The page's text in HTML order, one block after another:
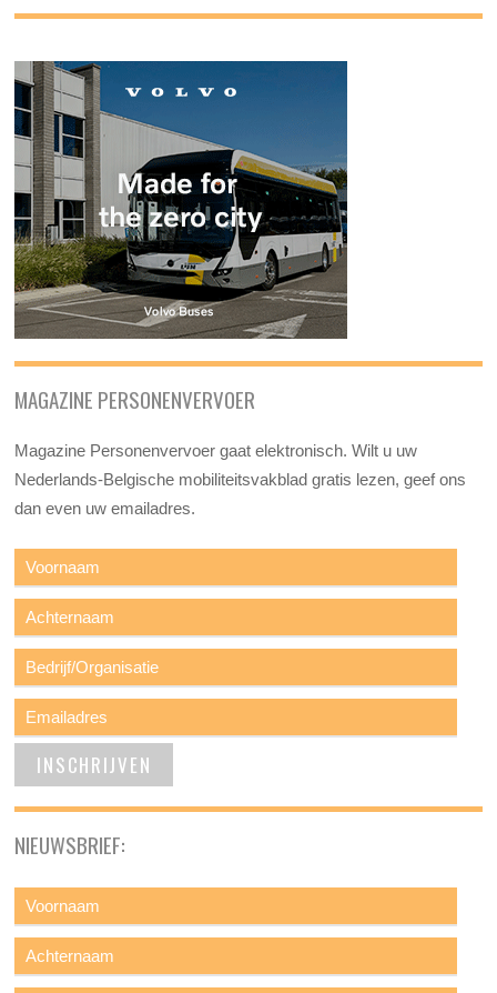
MAGAZINE PERSONENVERVOER
Magazine Personenvervoer gaat elektronisch. Wilt u uw
Nederlands-Belgische mobiliteitsvakblad gratis lezen, geef ons
dan even uw emailadres.
NIEUWSBRIEF: